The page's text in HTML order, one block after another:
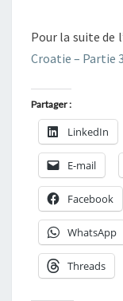
Pour la suite de
Croatie – Partie 3
Partager :
LinkedIn
E-mail
Facebook
WhatsApp
Threads